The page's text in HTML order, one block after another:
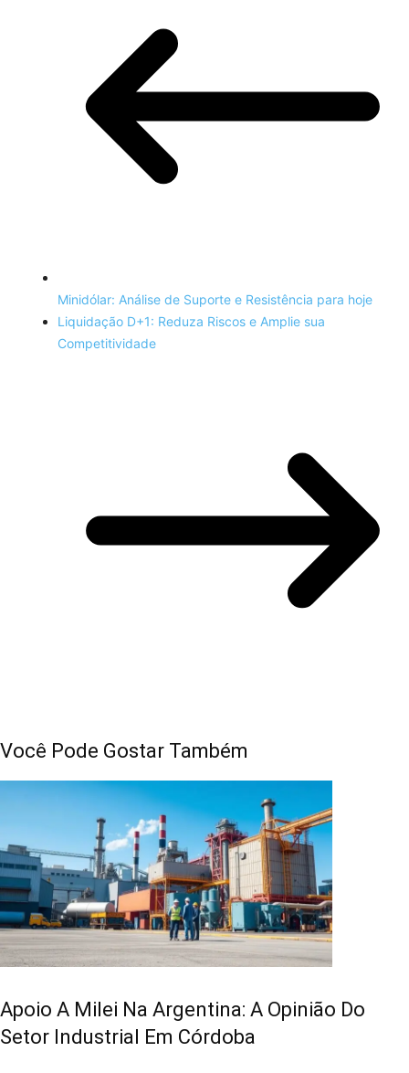
Minidólar: Análise de Suporte e Resistência para hoje
Liquidação D+1: Reduza Riscos e Amplie sua
Competitividade
Você Pode Gostar Também
Apoio A Milei Na Argentina: A Opinião Do
Setor Industrial Em Córdoba